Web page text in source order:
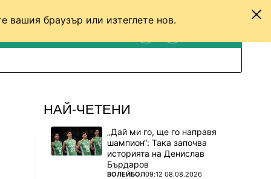
вашия браузър или изтеглете нов.
НАЙ-ЧЕТЕНИ
„Дай ми го, ще го направя
шампион“: Така започва
историята на Денислав
Бърдаров
ПОВЕЧЕ ОТ
ВОЛЕЙБОЛ09:12 08.08.2026